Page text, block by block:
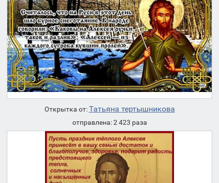
Открытка от:Татьяна тертышникова
отправлена: 2 423 раза